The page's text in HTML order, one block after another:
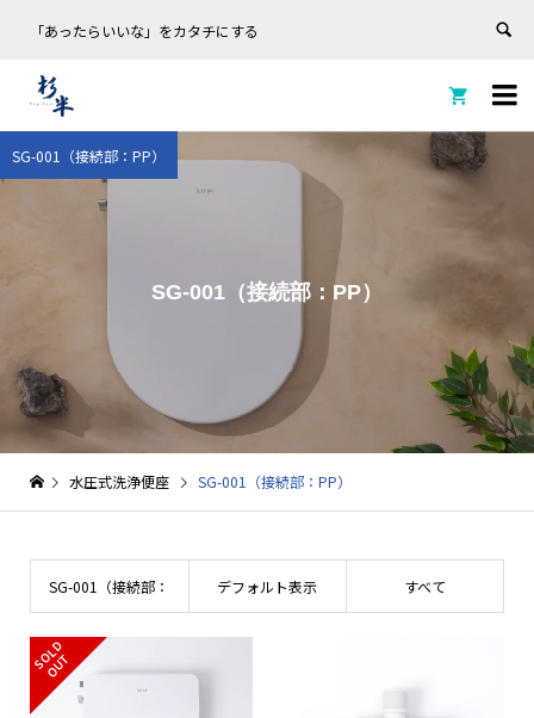
「あったらいいな」をカタチにする


SG-001（接続部：PP）
SG-001（接続部：PP）
水圧式洗浄便座 SG-001（接続部：PP）
SG-001（接続部：
PP）
デフォルト表示 すべて
S
O
L
D
O
U
T